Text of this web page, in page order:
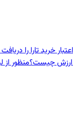
خرید تارا را
چیست؟منظور از